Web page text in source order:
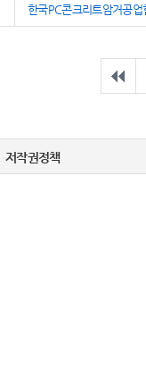
한국PC콘크리트암거공업
저작권정책